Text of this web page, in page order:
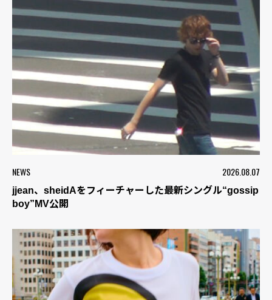
NEWS 2026.08.07
jjean、sheidAをフィーチャーした最新シングル“gossip
boy”MV公開